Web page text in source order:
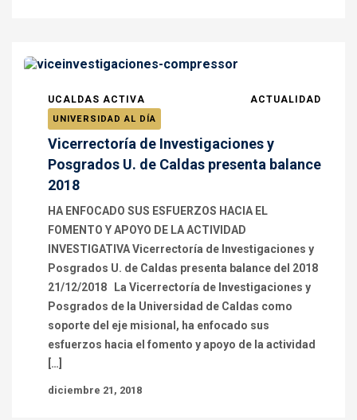
UCALDAS ACTIVA ACTUALIDAD
UNIVERSIDAD AL DÍA
Vicerrectoría de Investigaciones y
Posgrados U. de Caldas presenta balance
2018
HA ENFOCADO SUS ESFUERZOS HACIA EL
FOMENTO Y APOYO DE LA ACTIVIDAD
INVESTIGATIVA Vicerrectoría de Investigaciones y
Posgrados U. de Caldas presenta balance del 2018
21/12/2018 La Vicerrectoría de Investigaciones y
Posgrados de la Universidad de Caldas como
soporte del eje misional, ha enfocado sus
esfuerzos hacia el fomento y apoyo de la actividad
[…]
diciembre 21, 2018